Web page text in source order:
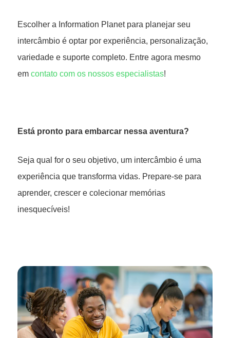
Escolher a Information Planet para planejar seu
intercâmbio é optar por experiência, personalização,
variedade e suporte completo. Entre agora mesmo
em contato com os nossos especialistas!
Está pronto para embarcar nessa aventura?
Seja qual for o seu objetivo, um intercâmbio é uma
experiência que transforma vidas. Prepare-se para
aprender, crescer e colecionar memórias
inesquecíveis!